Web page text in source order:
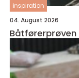
inspiration
04. August 2026